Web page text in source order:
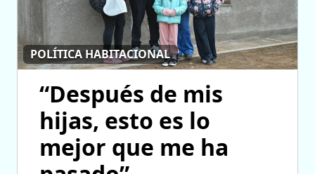
POLÍTICA HABITACIONAL
“Después de mis
hijas, esto es lo
mejor que me ha